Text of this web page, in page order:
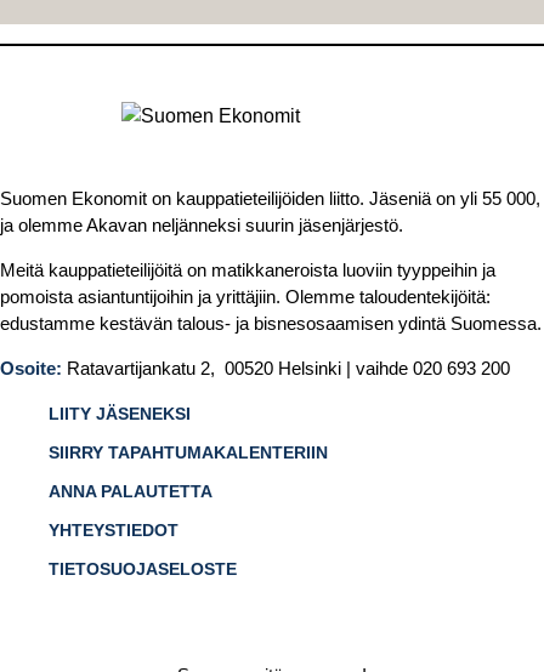
Suomen Ekonomit on kauppatieteilijöiden liitto. Jäseniä on yli 55 000,
ja olemme Akavan neljänneksi suurin jäsenjärjestö.
Meitä kauppatieteilijöitä on matikkaneroista luoviin tyyppeihin ja
pomoista asiantuntijoihin ja yrittäjiin. Olemme taloudentekijöitä:
edustamme kestävän talous- ja bisnesosaamisen ydintä Suomessa.
Osoite: Ratavartijankatu 2, 00520 Helsinki | vaihde 020 693 200
LIITY JÄSENEKSI
SIIRRY TAPAHTUMAKALENTERIIN
ANNA PALAUTETTA
YHTEYSTIEDOT
TIETOSUOJASELOSTE